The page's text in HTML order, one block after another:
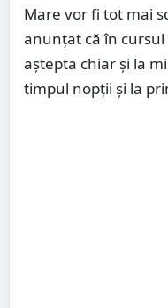
Mare vor fi tot mai
anunțat că în
aștepta chiar și la
timpul nopții și la